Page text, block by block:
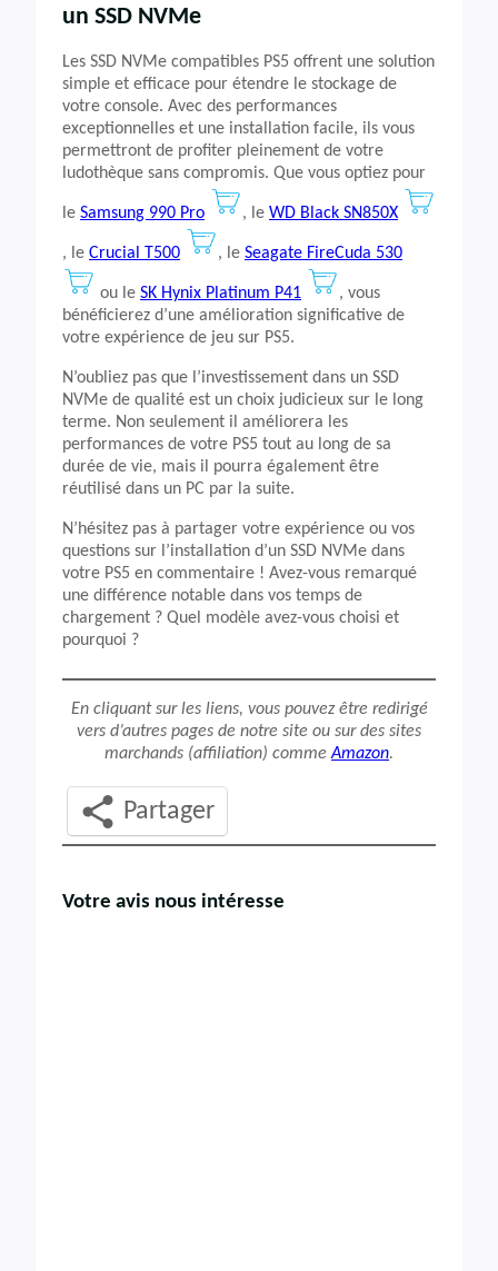
un SSD NVMe
Les SSD NVMe compatibles PS5 offrent une solution
simple et efficace pour étendre le stockage de
votre console. Avec des performances
exceptionnelles et une installation facile, ils vous
permettront de profiter pleinement de votre
ludothèque sans compromis. Que vous optiez pour
le Samsung 990 Pro , le WD Black SN850X
, le Crucial T500 , le Seagate FireCuda 530
ou le SK Hynix Platinum P41
, vous
bénéficierez d’une amélioration significative de
votre expérience de jeu sur PS5.
N’oubliez pas que l’investissement dans un SSD
NVMe de qualité est un choix judicieux sur le long
terme. Non seulement il améliorera les
performances de votre PS5 tout au long de sa
durée de vie, mais il pourra également être
réutilisé dans un PC par la suite.
N’hésitez pas à partager votre expérience ou vos
questions sur l’installation d’un SSD NVMe dans
votre PS5 en commentaire ! Avez-vous remarqué
une différence notable dans vos temps de
chargement ? Quel modèle avez-vous choisi et
pourquoi ?
En cliquant sur les liens, vous pouvez être redirigé
vers d’autres pages de notre site ou sur des sites
marchands (affiliation) commeAmazon.
Partager
Votre avis nous intéresse